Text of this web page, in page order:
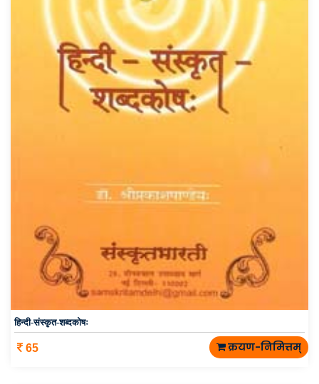
हिन्दी-संस्कृत-शब्दकोषः
65 क्रयण-निमित्तम्